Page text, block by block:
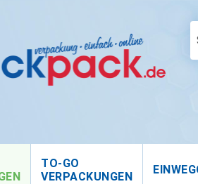
TO-GO
VERPACKUNGEN